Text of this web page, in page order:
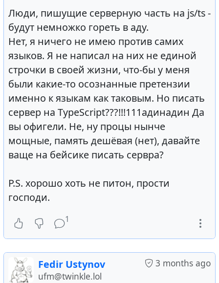
Люди, пишущие серверную часть на js/ts -
будут немножко гореть в аду.
Нет, я ничего не имею против самих
языков. Я не написал на них не единой
строчки в своей жизни, что-бы у меня
были какие-то осознанные претензии
именно к языкам как таковым. Но писать
сервер на TypeScript???!!!111адинадин Да
вы офигели. Не, ну процы нынче
мощные, память дешёвая (нет), давайте
ваще на бейсике писать сервра?
P.S. хорошо хоть не питон, прости
господи.
1
3 months ago
Fedir Ustynov
ufm@twinkle.lol